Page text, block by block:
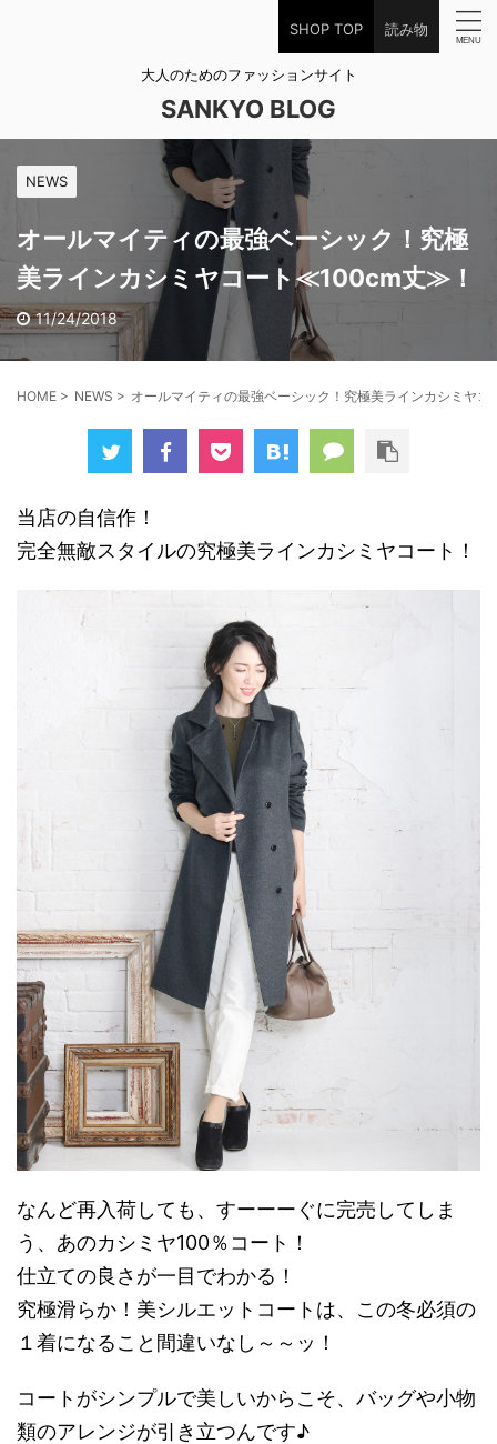
SHOP TOP 読み物
大人のためのファッションサイト
SANKYO BLOG
NEWS
オールマイティの最強ベーシック！究極
美ラインカシミヤコート≪100cm丈≫！
11/24/2018
HOME > NEWS > オールマイティの最強ベーシック！究極美ラインカシミヤ
当店の自信作！
完全無敵スタイルの究極美ラインカシミヤコート！
なんど再入荷しても、すーーーぐに完売してしま
う、あのカシミヤ100％コート！
仕立ての良さが一目でわかる！
究極滑らか！美シルエットコートは、この冬必須の
１着になること間違いなし～～ッ！
コートがシンプルで美しいからこそ、バッグや小物
類のアレンジが引き立つんです♪